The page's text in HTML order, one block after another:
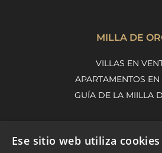
MILLA DE
VILLAS EN
APARTAMENTOS EN
GUÍA DE LA MIILLA
NUEVA
Ese sitio web utiliza cookies